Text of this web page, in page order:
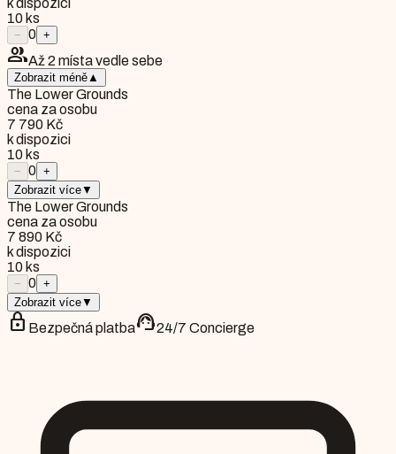
10 ks
− 0 +
groupAž 2 místa vedle sebe
Zobrazit méně ▲
The Lower Grounds
cena za osobu
7 790 Kč
k dispozici
10 ks
− 0 +
Zobrazit více▼
The Lower Grounds
cena za osobu
7 890 Kč
k dispozici
10 ks
− 0 +
Zobrazit více▼
lock Bezpečná platbasupport_agent24/7 Concierge